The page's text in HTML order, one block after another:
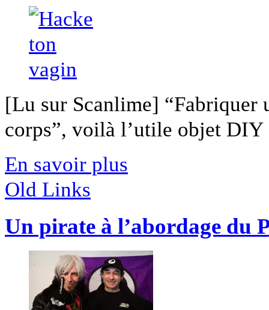
[Lu sur Scanlime] “Fabriquer
corps”, voilà l’utile objet
En savoir plus
Old Links
Un pirate à l’abordage du